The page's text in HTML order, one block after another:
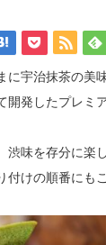
に宇治抹茶の美
開発したプレミ
渋味を存分に楽
付けの順番にも